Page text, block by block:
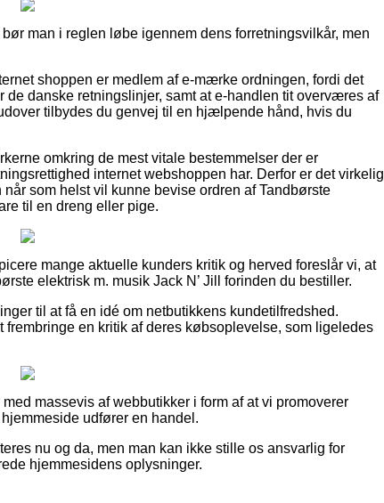
man i reglen løbe igennem dens forretningsvilkår, men
shoppen er medlem af e-mærke ordningen, fordi det
danske retningslinjer, samt at e-handlen tit overværes af
tilbydes du genvej til en hjælpende hånd, hvis du
omkring de mest vitale bestemmelser der er
internet webshoppen har. Derfor er det virkelig
som helst vil kunne bevise ordren af Tandbørste
til en dreng eller pige.
mange aktuelle kunders kritik og herved foreslår vi, at
elektrisk m. musik Jack N’ Jill forinden du bestiller.
til at få en idé om netbutikkens kundetilfredshed.
en kritik af deres købsoplevelse, som ligeledes
massevis af webbutikker i form af at vi promoverer
udfører en handel.
nu og da, men man kan ikke stille os ansvarlig for
hjemmesidens oplysninger.